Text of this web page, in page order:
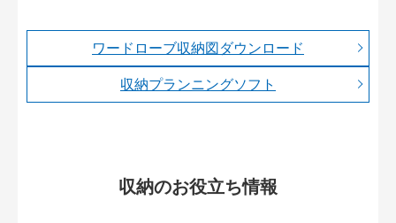
ワードローブ収納図ダウンロード
収納プランニングソフト
収納のお役立ち情報